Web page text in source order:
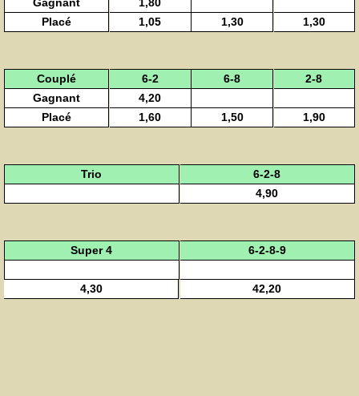
Placé
1,05 1,30 1,30
Couplé 6-2 6-8
2-8
Gagnant
4,20
Placé
1,60 1,50 1,90
Trio
6-2-8
4,90
Super 4 6-2-8-9
4,30 42,20